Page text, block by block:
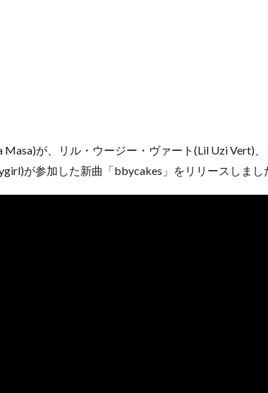
Masa)が、リル・ウージー・ヴァート(Lil Uzi Vert)
が参加した新曲「bbycakes」をリリースしまし